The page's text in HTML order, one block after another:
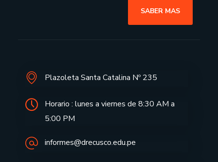
SABER MAS
Plazoleta Santa Catalina Nº 235
Horario : lunes a viernes de 8:30 AM a
5:00 PM
informes@drecusco.edu.pe